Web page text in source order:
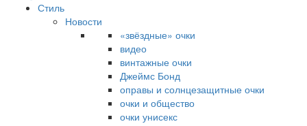
Стиль
Новости
«звёздные» очки
видео
винтажные очки
Джеймс Бонд
оправы и солнцезащитные очки
очки и общество
очки унисекс